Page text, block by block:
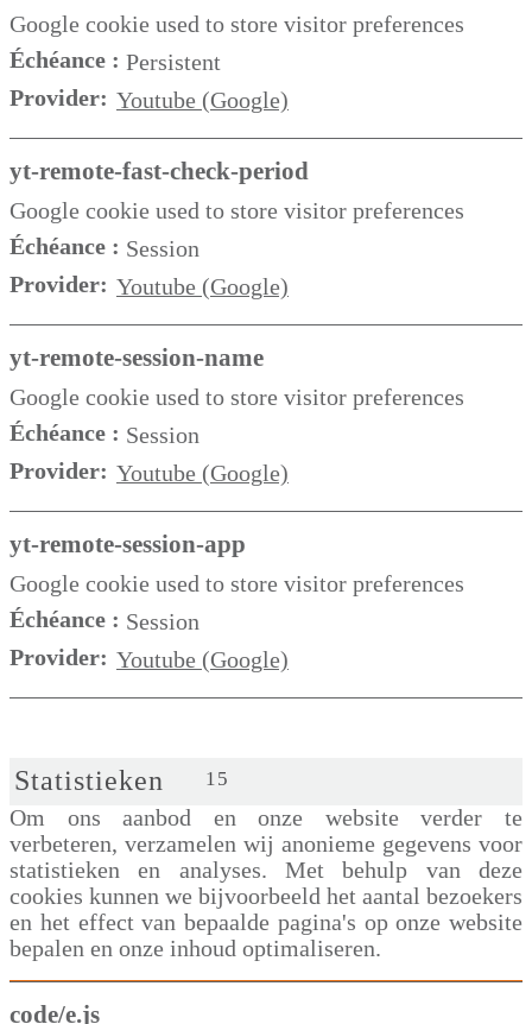
Google cookie used to store visitor preferences
Échéance : Persistent
Provider: Youtube (Google)
yt-remote-fast-check-period
Google cookie used to store visitor preferences
Échéance : Session
Provider: Youtube (Google)
yt-remote-session-name
Google cookie used to store visitor preferences
Échéance : Session
Provider: Youtube (Google)
yt-remote-session-app
Google cookie used to store visitor preferences
Échéance : Session
Provider: Youtube (Google)
Statistieken 15
Om ons aanbod en onze website verder te
verbeteren, verzamelen wij anonieme gegevens voor
statistieken en analyses. Met behulp van deze
cookies kunnen we bijvoorbeeld het aantal bezoekers
en het effect van bepaalde pagina's op onze website
bepalen en onze inhoud optimaliseren.
code/e.js